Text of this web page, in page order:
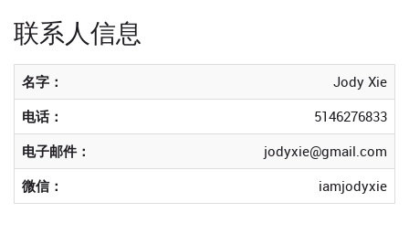
联系人信息
名字：
Jody Xie
电话：
5146276833
电子邮件：
jodyxie@gmail.com
微信：
iamjodyxie